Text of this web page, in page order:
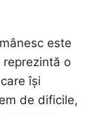
este
o
își
de dificile,